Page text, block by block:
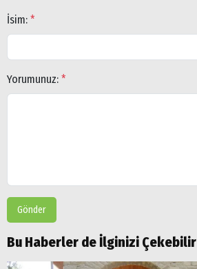
İsim: *
Yorumunuz: *
Gönder
Bu Haberler de İlginizi Çekebilir
Popüler